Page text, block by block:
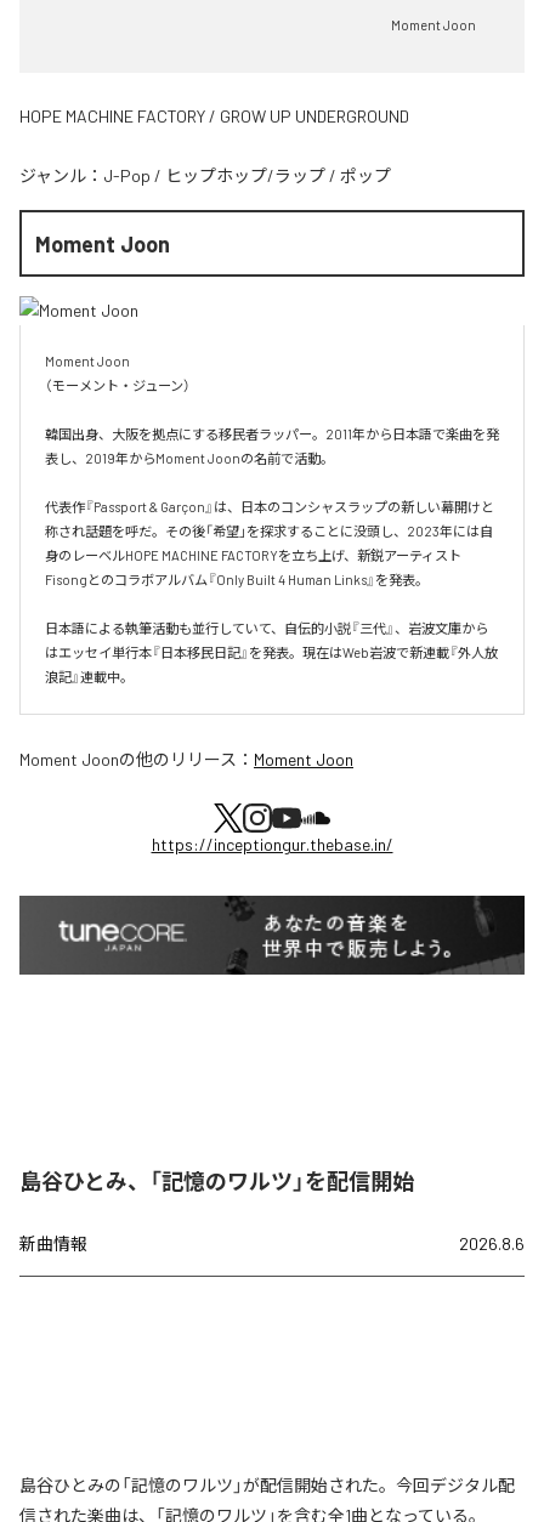
Moment Joon
HOPE MACHINE FACTORY / GROW UP UNDERGROUND
ジャンル： J-Pop / ヒップホップ/ラップ / ポップ
Moment Joon
Moment Joon
（モーメント・ジューン）
韓国出身、大阪を拠点にする移民者ラッパー。2011年から日本語で楽曲を発
表し、2019年からMoment Joonの名前で活動。
代表作『Passport & Garçon』は、日本のコンシャスラップの新しい幕開けと
称され話題を呼だ。その後「希望」を探求することに没頭し、2023年には自
身のレーベルHOPE MACHINE FACTORYを立ち上げ、新鋭アーティスト
Fisongとのコラボアルバム『Only Built 4 Human Links』を発表。
日本語による執筆活動も並行していて、自伝的小説『三代』、岩波文庫から
はエッセイ単行本『日本移民日記』を発表。現在はWeb岩波で新連載『外人放
浪記』連載中。
Moment Joonの他のリリース： Moment Joon
https://inceptiongur.thebase.in/
島谷ひとみ、「記憶のワルツ」を配信開始
新曲情報 2026.8.6
島谷ひとみの「記憶のワルツ」が配信開始された。今回デジタル配
信された楽曲は、「記憶のワルツ」を含む全1曲となっている。